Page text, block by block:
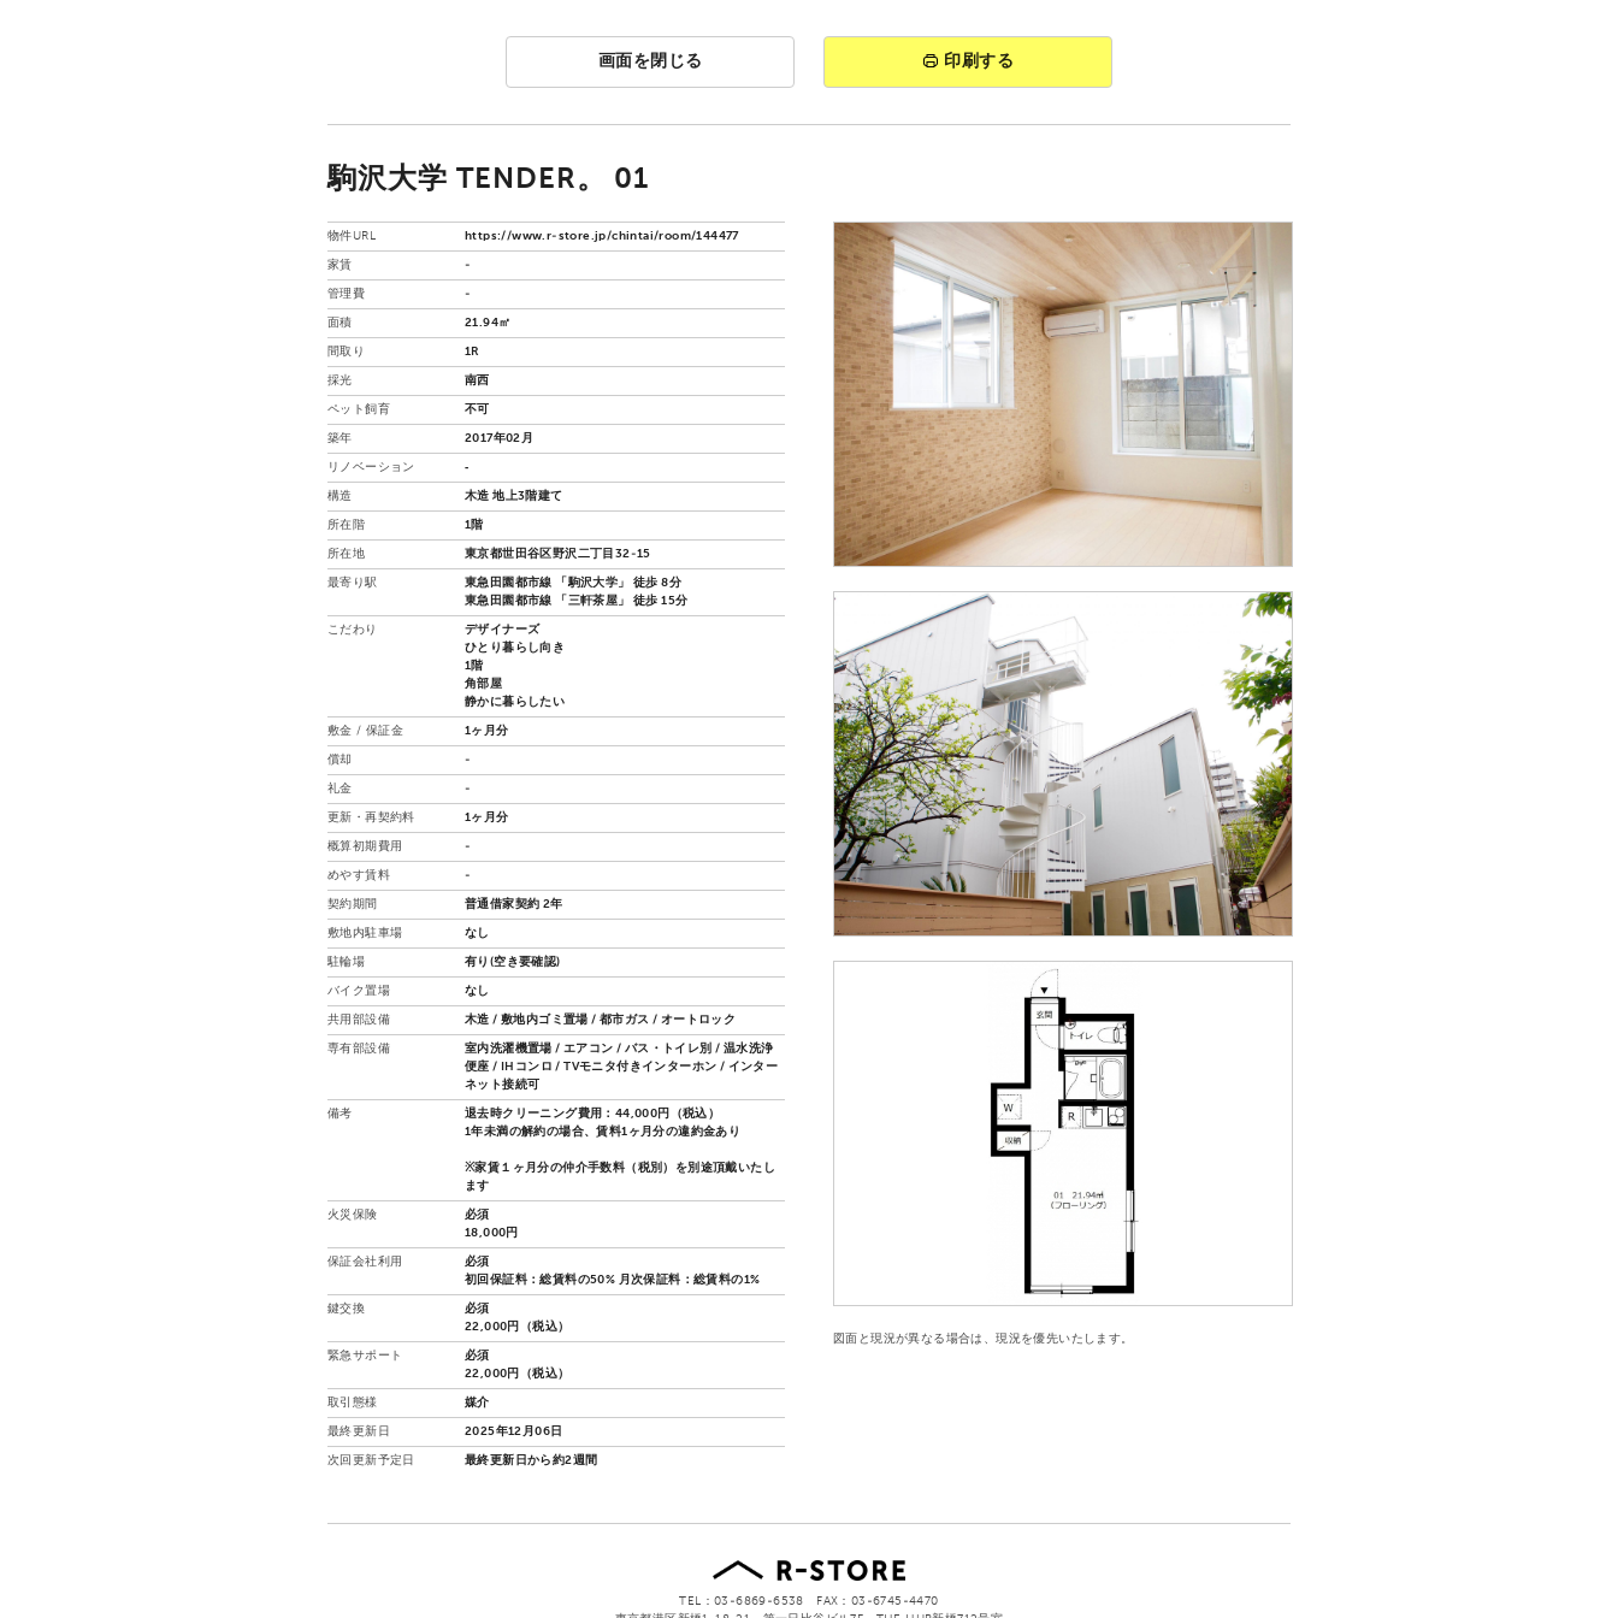
画面を閉じる 印刷する
駒沢大学 TENDER。 01
図面と現況が異なる場合は、現況を優先いたします。
物件URL https://www.r-store.jp/chintai/room/144477
家賃 -
管理費 -
面積 21.94㎡
間取り 1R
採光 南西
ペット飼育 不可
築年 2017年02月
リノベーション ‐
構造 木造 地上3階建て
所在階 1階
所在地 東京都世田谷区野沢二丁目32-15
最寄り駅
東急田園都市線 「駒沢大学」 徒歩 8分
東急田園都市線 「三軒茶屋」 徒歩 15分
こだわり
デザイナーズ
ひとり暮らし向き
1階
角部屋
静かに暮らしたい
敷金 / 保証金 1ヶ月分
償却 -
礼金 -
更新・再契約料 1ヶ月分
概算初期費用 -
めやす賃料 -
契約期間 普通借家契約 2年
敷地内駐車場 なし
駐輪場 有り(空き要確認)
バイク置場 なし
共用部設備 木造 / 敷地内ゴミ置場 / 都市ガス / オートロック
専有部設備
室内洗濯機置場 / エアコン / バス・トイレ別 / 温水洗浄
便座 / IHコンロ / TVモニタ付きインターホン / インター
ネット接続可
備考
退去時クリーニング費用：44,000円（税込）
1年未満の解約の場合、賃料1ヶ月分の違約金あり
※家賃１ヶ月分の仲介手数料（税別）を別途頂戴いたし
ます
火災保険
必須
18,000円
保証会社利用
必須
初回保証料：総賃料の50% 月次保証料：総賃料の1%
鍵交換
必須
22,000円（税込）
緊急サポート
必須
22,000円（税込）
取引態様 媒介
最終更新日 2025年12月06日
次回更新予定日 最終更新日から約2週間
TEL：03-6869-6538 FAX：03-6745-4470